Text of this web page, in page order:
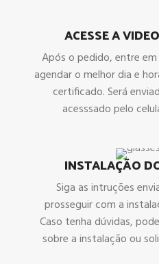
ACESSE A
Após o pedido, entre
agendar o melhor dia e
certificado. Será
acesssado pelo
INSTALAÇÃO
Siga as intruções
prosseguir com a
Caso tenha dúvidas,
sobre a instalação ou